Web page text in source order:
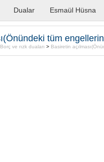
Dualar Esmaül Hüsna
Borç ve rızk duaları > Basiretin